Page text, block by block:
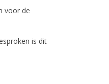
voor de
is dit